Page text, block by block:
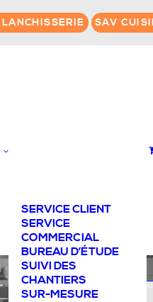
SAV
SERVICE CLIENT
SERVICE
COMMERCIAL
BUREAU D’ÉTUDE
SUIVI DES
CHANTIERS
SUR-MESURE